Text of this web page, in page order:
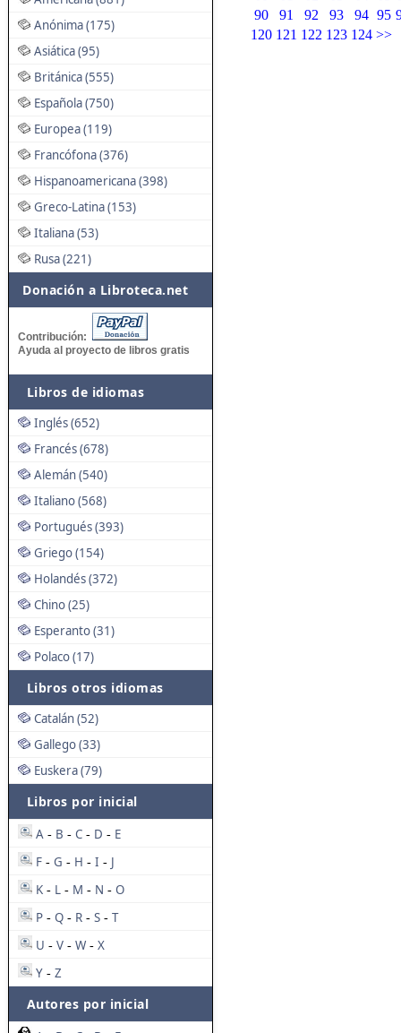
Anónima (175)
Asiática (95)
Británica (555)
Española (750)
Europea (119)
Francófona (376)
Hispanoamericana (398)
Greco-Latina (153)
Italiana (53)
Rusa (221)
Donación a Libroteca.net
Contribución:
Ayuda al proyecto de libros gratis
Libros de idiomas
Inglés (652)
Francés (678)
Alemán (540)
Italiano (568)
Portugués (393)
Griego (154)
Holandés (372)
Chino (25)
Esperanto (31)
Polaco (17)
Libros otros idiomas
Catalán (52)
Gallego (33)
Euskera (79)
Libros por inicial
A - B - C - D - E
F - G - H - I - J
K - L - M - N - O
P - Q - R - S - T
U - V - W - X
Y - Z
Autores por inicial
90
91 92 93 94 95
120 121 122 123 124 >>